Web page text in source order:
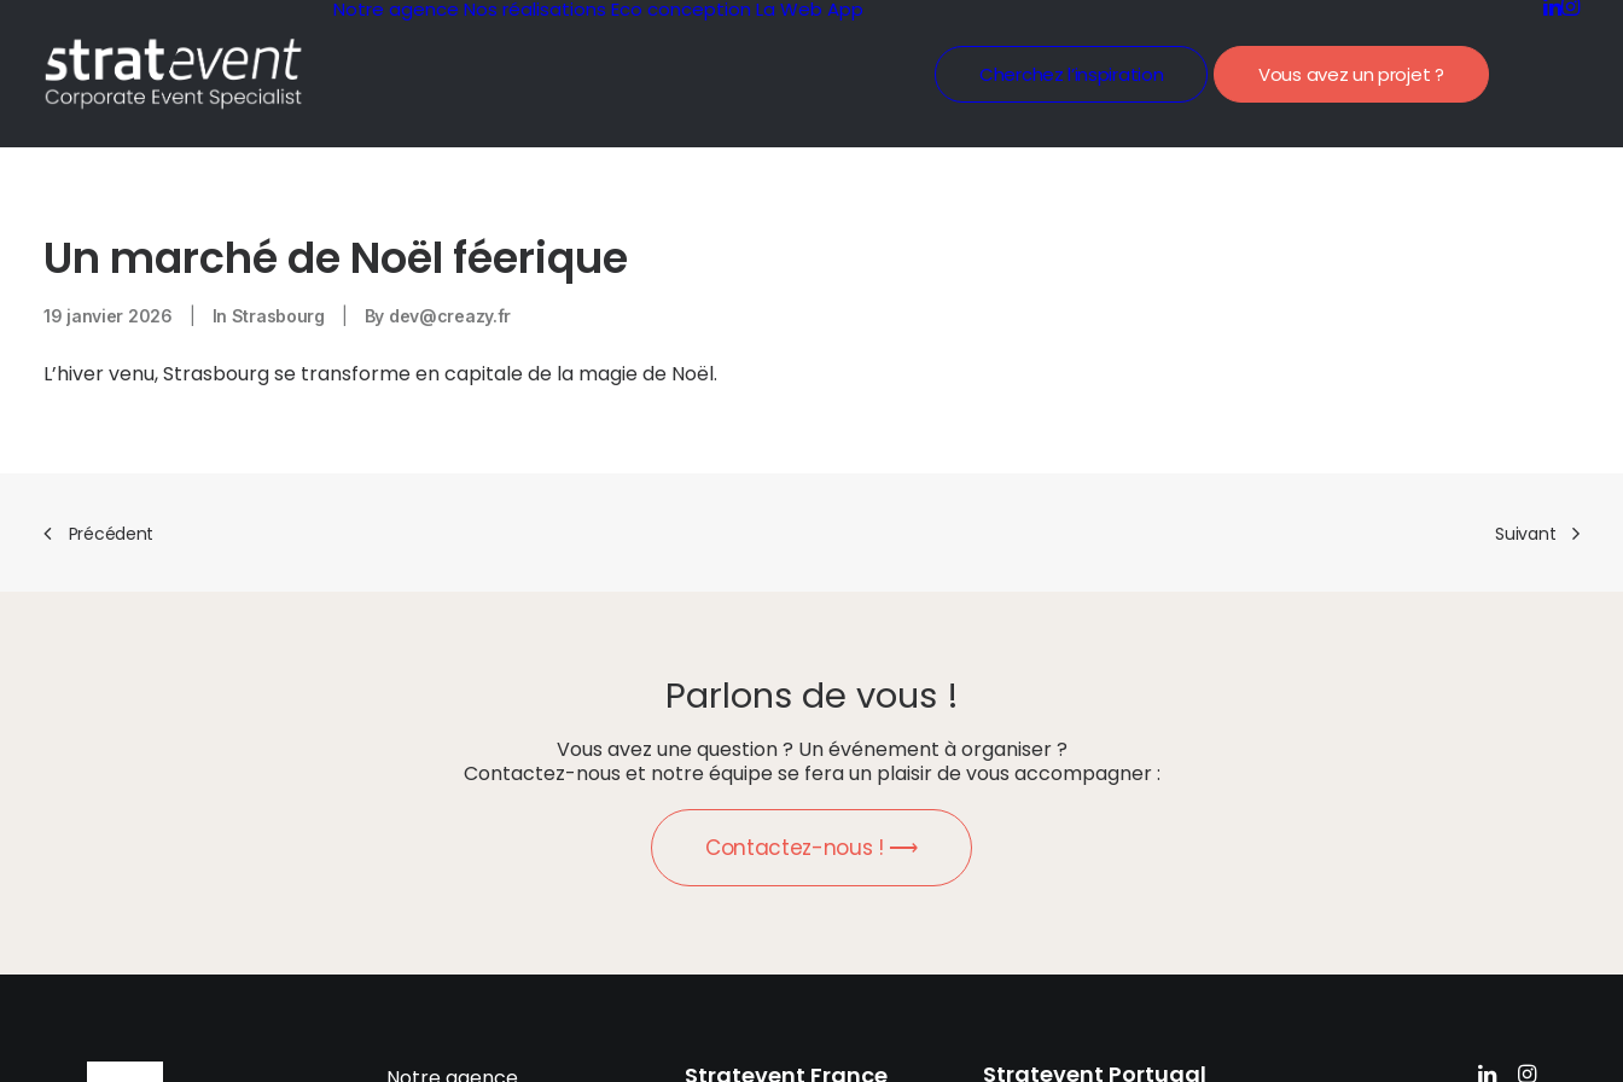
Notre agence Nos réalisations Eco conception La Web App
Cherchez l’inspiration Vous avez un projet ?
Un marché de Noël féerique
19 janvier 2026 In Strasbourg By dev@creazy.fr
L’hiver venu, Strasbourg se transforme en capitale de la magie de Noël.
Précédent Suivant
Parlons de vous !
Vous avez une question ? Un événement à organiser ?
Contactez-nous et notre équipe se fera un plaisir de vous accompagner :
Contactez-nous ! ⟶
Stratevent France Stratevent Portugal